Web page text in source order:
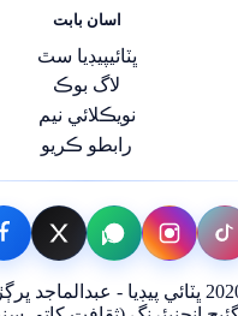
اسان بابت
ڀٽائيپيڊيا سٿ
لاگ بوڪ
نويڪلائي نيم
رابطو ڪريو
© 2020-2026 ڀٽائي پيڊيا -